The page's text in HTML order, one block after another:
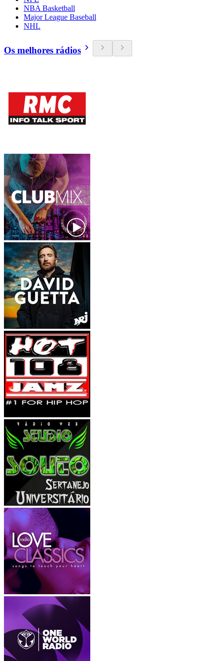
NBA Basketball
Major League Baseball
NHL
Os melhores rádios